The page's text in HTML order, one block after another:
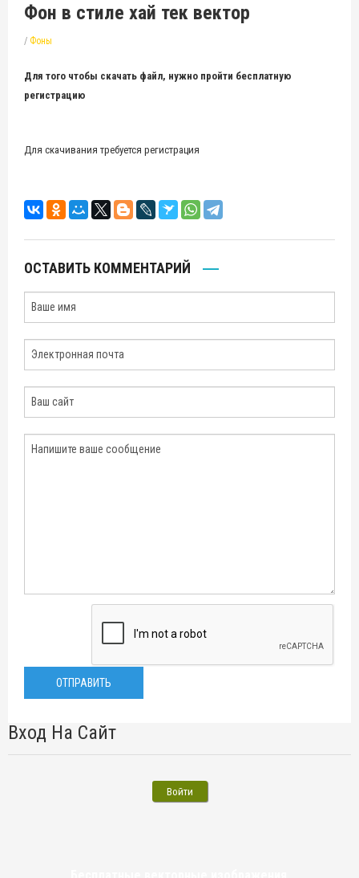
Фон в стиле хай тек вектор
/ Фоны
Для того чтобы скачать файл, нужно пройти бесплатную
регистрацию
Для скачивания требуется регистрация
ОСТАВИТЬ КОММЕНТАРИЙ
Вход На Сайт
Войти